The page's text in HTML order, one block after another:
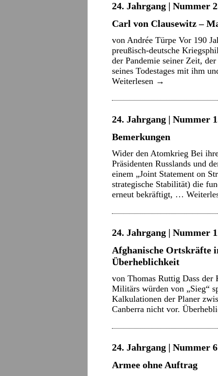
24. Jahrgang | Nummer
Carl von Clausewitz –
von Andrée Türpe Vor 190
preußisch-deutsche
der Pandemie seiner Zeit,
seines Todestages mit ihm
Weiterlesen →
24. Jahrgang | Nummer
Bemerkungen
Wider den Atomkrieg Bei
Präsidenten Russlands und
einem „Joint Statement on
strategische Stabilität) die
erneut bekräftigt, …
24. Jahrgang | Nummer
Afghanische Ortskräfte
Überheblichkeit
von Thomas Ruttig Dass
Militärs würden von „Sieg“
Kalkulationen der Planer
Canberra nicht vor.
24. Jahrgang | Nummer
Armee ohne Auftrag